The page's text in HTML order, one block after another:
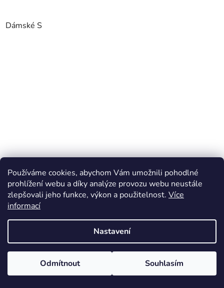
Používáme cookies, abychom Vám umožnili pohodlné
prohlížení webu a díky analýze provozu webu neustále
zlepšovali jeho funkce, výkon a použitelnost. Více
informací
Nastavení
Odmítnout Souhlasím
Dámské S